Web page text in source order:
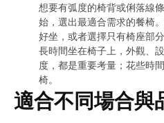
想要有弧度的椅背或俐落線
始，選出最適合需求的餐椅
好坐，或者選擇只有椅座部
長時間坐在椅子上，外觀、
度，都是重要考量；花些時
椅。
適合不同場合與